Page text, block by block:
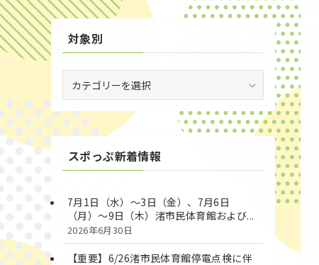
対象別
別
スポっぷ新着情報
7月1日（水）～3日（金）、7月6日
（月）～9日（木）渚市民体育館および...
2026年6月30日
【重要】6/26渚市民体育館停電点検に伴